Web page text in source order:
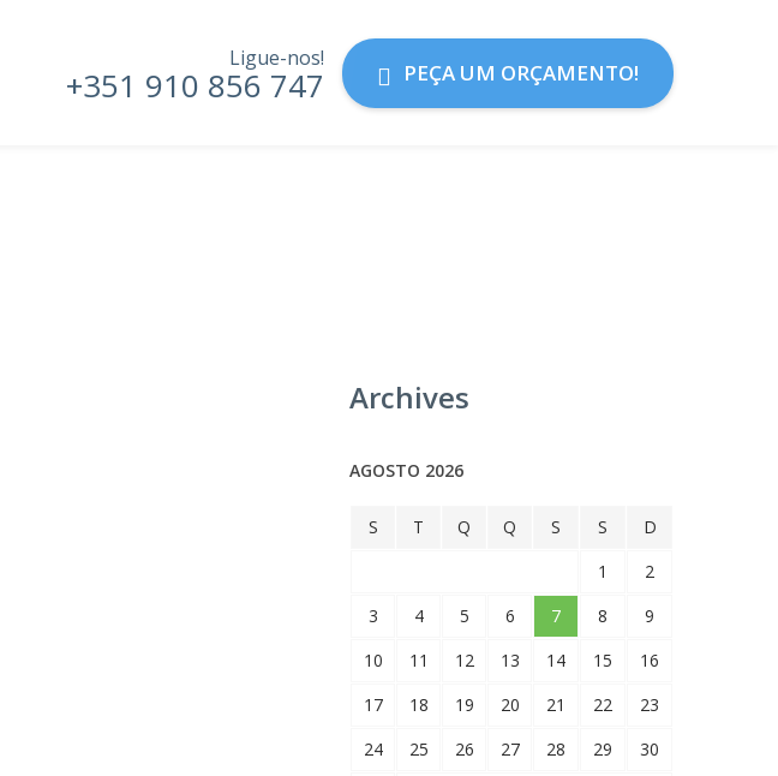
Ligue-nos!
+351 910 856 747 PEÇA UM ORÇAMENTO!
Archives
AGOSTO 2026
S T Q Q S S
D
1
2
3
4 5 6 7 8
9
10
11 12 13 14 15
16
17
18 19 20 21 22
23
24
25 26 27 28 29
30